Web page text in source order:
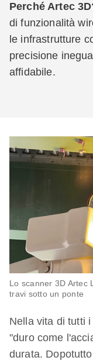
Perché Artec
di funzionalità
le infrastrutture
precisione
affidabile.
Lo scanner 3D Artec
travi sotto un ponte
Nella vita di tutti
"duro come
durata.